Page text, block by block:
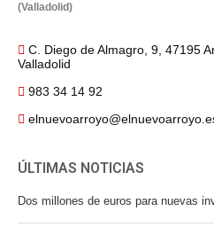
(Valladolid)
C. Diego de Almagro, 9, 47195
Valladolid
983 34 14 92
ÚLTIMAS NOTICIAS
Dos millones de euros para nuevas